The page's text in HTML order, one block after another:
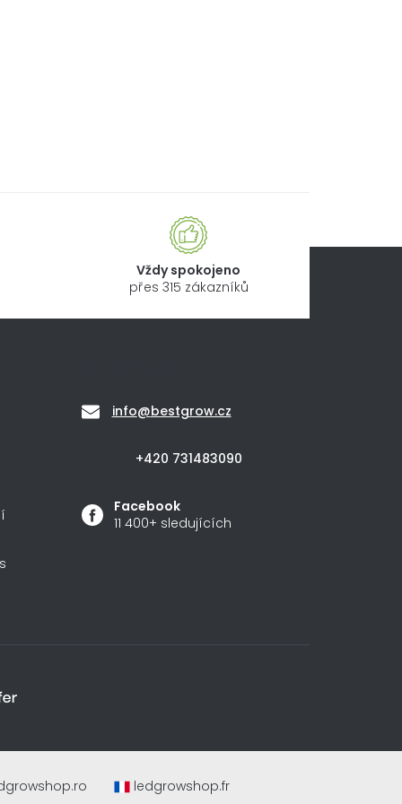
Vždy spokojeno
přes 315 zákazníků
info@bestgrow.cz
+420 731483090
Facebook
11 400+ sledujících
ledgrowshop.fr